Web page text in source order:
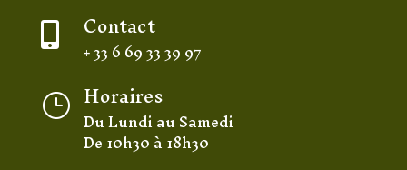
 Contact
+ 33 6 69 33 39 97
} Horaires
Du Lundi au Samedi
De 10h30 à 18h30